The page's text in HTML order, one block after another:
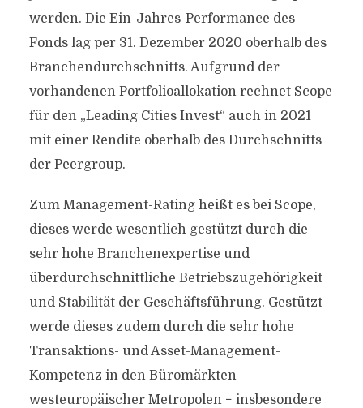
werden. Die Ein-Jahres-Performance des
Fonds lag per 31. Dezember 2020 oberhalb des
Branchendurchschnitts. Aufgrund der
vorhandenen Portfolio­allokation rechnet Scope
für den „Leading Cities Invest“ auch in 2021
mit einer Rendite oberhalb des Durchschnitts
der Peergroup.
Zum Management-Rating heißt es bei Scope,
dieses werde wesentlich gestützt durch die
sehr hohe Branchenexpertise und
überdurchschnittliche Betriebszugehörigkeit
und Stabilität der Geschäftsführung. Gestützt
werde dieses zudem durch die sehr hohe
Transaktions- und Asset-Management-
Kompetenz in den Büromärkten
westeuropäischer Metropolen − insbesondere